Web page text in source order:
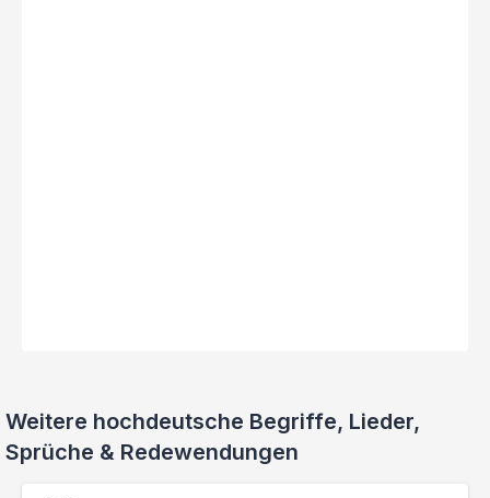
Weitere hochdeutsche Begriffe, Lieder,
Sprüche & Redewendungen